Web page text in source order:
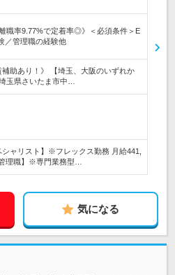
職率9.77%で定着率◎》＜必須条件＞E
／管理職の経験他
補助あり！》 【埼玉、大阪のいずれか
玉県さいたま市中…
シャリスト】※フレックス勤務 月給441,
理職】※専門業務型…
気になる